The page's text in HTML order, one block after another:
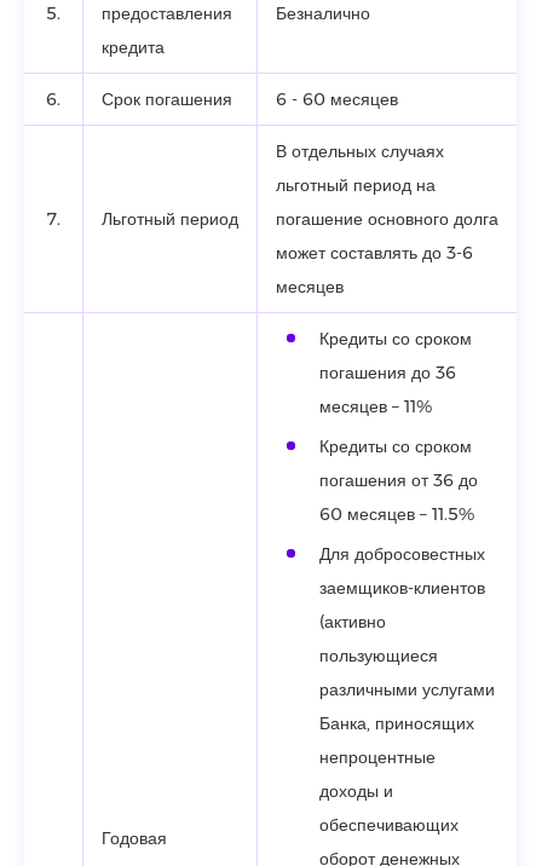
5.
предоставления
кредита
Безналично
6. Срок погашения 6 - 60 месяцев
7. Льготный период
В отдельных случаях
льготный период на
погашение основного долга
может составлять до 3-6
месяцев
Годовая
Кредиты со сроком
погашения до 36
месяцев – 11%
Кредиты со сроком
погашения от 36 до
60 месяцев – 11.5%
Для добросовестных
заемщиков-клиентов
(активно
пользующиеся
различными услугами
Банка, приносящих
непроцентные
доходы и
обеспечивающих
оборот денежных